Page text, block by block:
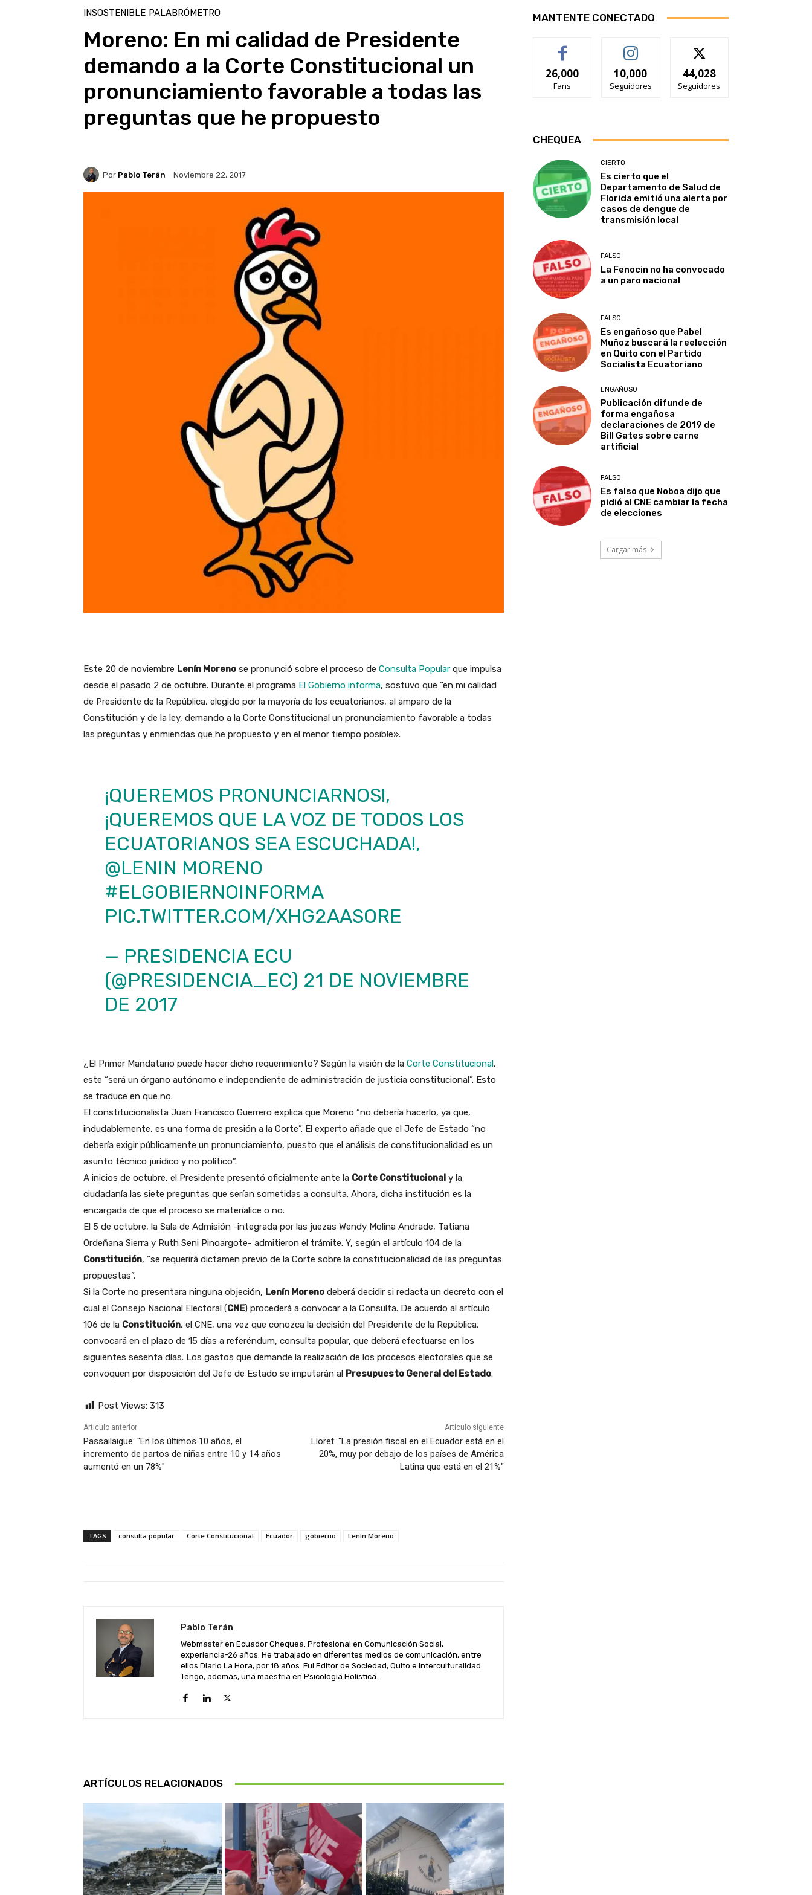
INSOSTENIBLE PALABRÓMETRO
Moreno: En mi calidad de Presidente
demando a la Corte Constitucional un
pronunciamiento favorable a todas las
preguntas que he propuesto
Por Pablo Terán Noviembre 22, 2017
Este 20 de noviembre Lenín Moreno se pronunció sobre el proceso de Consulta Popular que impulsa
desde el pasado 2 de octubre. Durante el programa El Gobierno informa, sostuvo que “en mi calidad
de Presidente de la República, elegido por la mayoría de los ecuatorianos, al amparo de la
Constitución y de la ley, demando a la Corte Constitucional un pronunciamiento favorable a todas
las preguntas y enmiendas que he propuesto y en el menor tiempo posible».
¡QUEREMOS PRONUNCIARNOS!,
¡QUEREMOS QUE LA VOZ DE TODOS LOS
ECUATORIANOS SEA ESCUCHADA!,
@LENIN MORENO
#ELGOBIERNOINFORMA
PIC.TWITTER.COM/XHG2AASORE
— PRESIDENCIA ECU
(@PRESIDENCIA_EC) 21 DE NOVIEMBRE
DE 2017
¿El Primer Mandatario puede hacer dicho requerimiento? Según la visión de la Corte Constitucional,
este “será un órgano autónomo e independiente de administración de justicia constitucional”. Esto
se traduce en que no.
El constitucionalista Juan Francisco Guerrero explica que Moreno “no debería hacerlo, ya que,
indudablemente, es una forma de presión a la Corte”. El experto añade que el Jefe de Estado “no
debería exigir públicamente un pronunciamiento, puesto que el análisis de constitucionalidad es un
asunto técnico jurídico y no político”.
A inicios de octubre, el Presidente presentó oficialmente ante la Corte Constitucional y la
ciudadanía las siete preguntas que serían sometidas a consulta. Ahora, dicha institución es la
encargada de que el proceso se materialice o no.
El 5 de octubre, la Sala de Admisión -integrada por las juezas Wendy Molina Andrade, Tatiana
Ordeñana Sierra y Ruth Seni Pinoargote- admitieron el trámite. Y, según el artículo 104 de la
Constitución, “se requerirá dictamen previo de la Corte sobre la constitucionalidad de las preguntas
propuestas”.
Si la Corte no presentara ninguna objeción, Lenín Moreno deberá decidir si redacta un decreto con el
cual el Consejo Nacional Electoral (CNE) procederá a convocar a la Consulta. De acuerdo al artículo
106 de la Constitución, el CNE, una vez que conozca la decisión del Presidente de la República,
convocará en el plazo de 15 días a referéndum, consulta popular, que deberá efectuarse en los
siguientes sesenta días. Los gastos que demande la realización de los procesos electorales que se
convoquen por disposición del Jefe de Estado se imputarán al Presupuesto General del Estado.
Post Views: 313
Artículo anterior
Passailaigue: "En los últimos 10 años, el
incremento de partos de niñas entre 10 y 14 años
aumentó en un 78%"
Artículo siguiente
Lloret: "La presión fiscal en el Ecuador está en el
20%, muy por debajo de los países de América
Latina que está en el 21%"
TAGS consulta popular Corte Constitucional Ecuador gobierno Lenín Moreno
Pablo Terán
Webmaster en Ecuador Chequea. Profesional en Comunicación Social,
experiencia-26 años. He trabajado en diferentes medios de comunicación, entre
ellos Diario La Hora, por 18 años. Fui Editor de Sociedad, Quito e Interculturalidad.
Tengo, además, una maestría en Psicología Holística.
ARTÍCULOS RELACIONADOS
MANTENTE CONECTADO
26,000
Fans
10,000
Seguidores
44,028
Seguidores
CHEQUEA
CIERTO
Es cierto que el
Departamento de Salud de
Florida emitió una alerta por
casos de dengue de
transmisión local
FALSO
La Fenocin no ha convocado
a un paro nacional
FALSO
Es engañoso que Pabel
Muñoz buscará la reelección
en Quito con el Partido
Socialista Ecuatoriano
ENGAÑOSO
Publicación difunde de
forma engañosa
declaraciones de 2019 de
Bill Gates sobre carne
artificial
FALSO
Es falso que Noboa dijo que
pidió al CNE cambiar la fecha
de elecciones
Cargar más